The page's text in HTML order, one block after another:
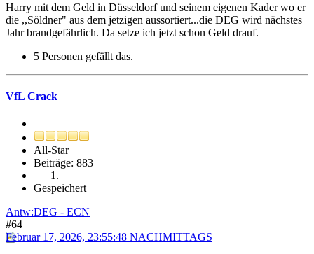
Harry mit dem Geld in Düsseldorf und seinem eigenen Kader wo er
die ,,Söldner" aus dem jetzigen aussortiert...die DEG wird nächstes
Jahr brandgefährlich. Da setze ich jetzt schon Geld drauf.
5 Personen gefällt das.
VfL Crack
All-Star
Beiträge: 883
Gespeichert
Antw:DEG - ECN
#64
Februar 17, 2026, 23:55:48 NACHMITTAGS